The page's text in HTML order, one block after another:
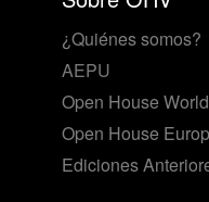
¿Quiénes somos?
AEPU
Open House
Open House
Ediciones